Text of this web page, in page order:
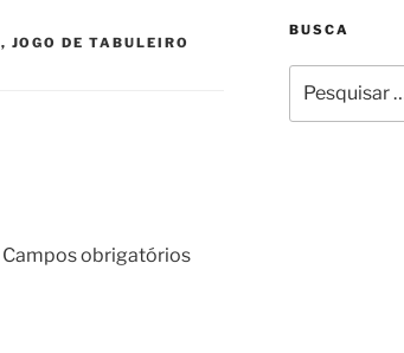
, JOGO DE TABULEIRO
Campos obrigatórios
BUSCA
por: